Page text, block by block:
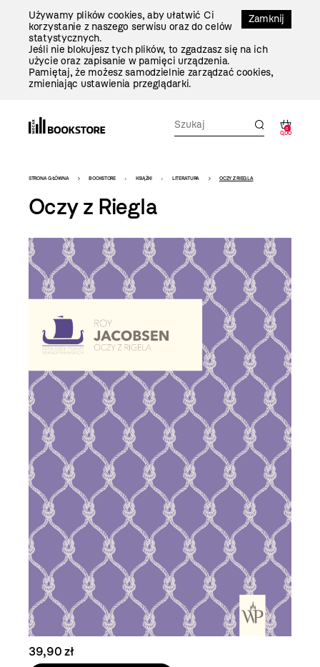
Zamknij
Używamy plików cookies, aby ułatwić Ci
korzystanie z naszego serwisu oraz do celów
statystycznych.
Jeśli nie blokujesz tych plików, to zgadzasz się na ich
użycie oraz zapisanie w pamięci urządzenia.
Pamiętaj, że możesz samodzielnie zarządzać cookies,
zmieniając ustawienia przeglądarki.
0
0,00
Bookstore
-
szablon
szczegóły
STRONA GŁÓWNA BOOKSTORE KSIĄŻKI LITERATURA OCZY Z RIEGLA
Oczy z Riegla
39,90 zł